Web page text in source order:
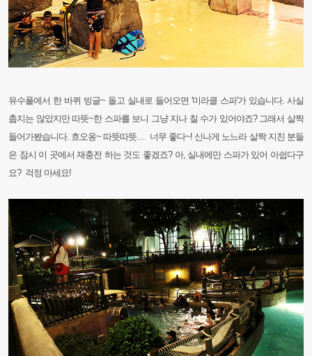
유수풀에서 한 바퀴 빙글~ 돌고 실내로 들어오면 '미라클 스파'가 있습니다. 사실
춥지는 않았지만 따뜻~한 스파를 보니 그냥 지나 칠 수가 있어야죠? 그래서 살짝
들어가봤습니다. 흐오옹~ 따뜻따뜻… 너무 좋다~! 신나게 노느라 살짝 지친 분들
은 잠시 이 곳에서 재충전 하는 것도 좋겠죠? 아, 실내에만 스파가 있어 아쉽다구
요? 걱정 마세요!